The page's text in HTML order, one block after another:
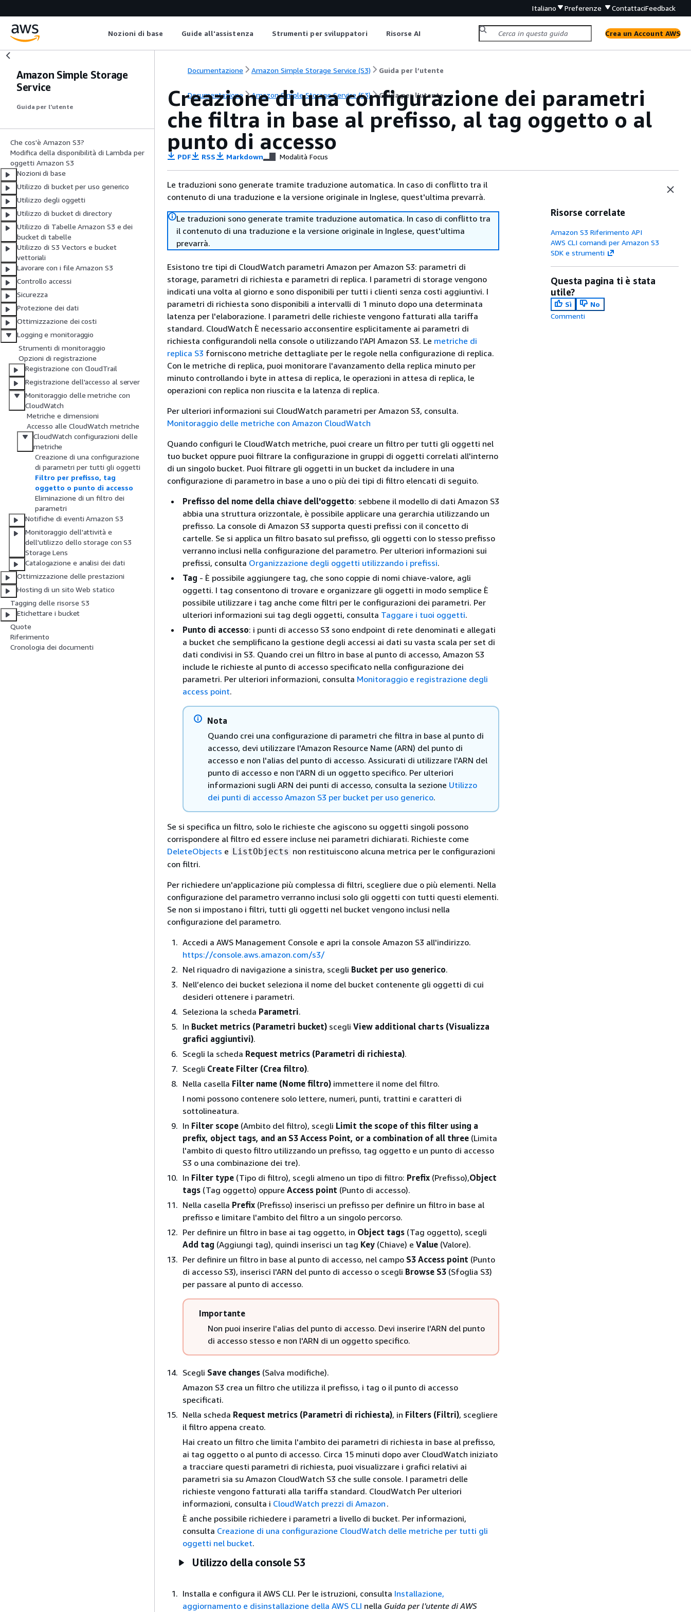
Italiano Preferenze ContattaciFeedback
Nozioni di base Guide all'assistenza Strumenti per sviluppatori Risorse AI Crea un Account AWS
Amazon Simple Storage
Service
Guida per l’utente
Che cos'è Amazon S3?
Modifica della disponibilità di Lambda per
oggetti Amazon S3
Nozioni di base
Utilizzo di bucket per uso generico
Utilizzo degli oggetti
Utilizzo di bucket di directory
Utilizzo di Tabelle Amazon S3 e dei
bucket di tabelle
Utilizzo di S3 Vectors e bucket
vettoriali
Lavorare con i file Amazon S3
Controllo accessi
Sicurezza
Protezione dei dati
Ottimizzazione dei costi
Logging e monitoraggio
Strumenti di monitoraggio
Opzioni di registrazione
Registrazione con CloudTrail
Registrazione dell'accesso al server
Monitoraggio delle metriche con
CloudWatch
Metriche e dimensioni
Accesso alle CloudWatch metriche
CloudWatch configurazioni delle
metriche
Creazione di una configurazione
di parametri per tutti gli oggetti
Filtro per prefisso, tag
oggetto o punto di accesso
Eliminazione di un filtro dei
parametri
Notifiche di eventi Amazon S3
Monitoraggio dell'attività e
dell'utilizzo dello storage con S3
Storage Lens
Catalogazione e analisi dei dati
Ottimizzazione delle prestazioni
Hosting di un sito Web statico
Tagging delle risorse S3
Etichettare i bucket
Quote
Riferimento
Cronologia dei documenti
Documentazione Amazon Simple Storage Service (S3) Guida per l’utente
Documentazione Amazon Simple Storage Service (S3) Guida per l’utente
Creazione di una configurazione dei parametri
che filtra in base al prefisso, al tag oggetto o al
punto di accesso
PDF RSS Markdown Modalità Focus
Le traduzioni sono generate tramite traduzione automatica. In caso di conflitto tra il
contenuto di una traduzione e la versione originale in Inglese, quest'ultima prevarrà.
Le traduzioni sono generate tramite traduzione automatica. In caso di conflitto tra
il contenuto di una traduzione e la versione originale in Inglese, quest'ultima
prevarrà.
Esistono tre tipi di CloudWatch parametri Amazon per Amazon S3: parametri di
storage, parametri di richiesta e parametri di replica. I parametri di storage vengono
indicati una volta al giorno e sono disponibili per tutti i clienti senza costi aggiuntivi. I
parametri di richiesta sono disponibili a intervalli di 1 minuto dopo una determinata
latenza per l'elaborazione. I parametri delle richieste vengono fatturati alla tariffa
standard. CloudWatch È necessario acconsentire esplicitamente ai parametri di
richiesta configurandoli nella console o utilizzando l'API Amazon S3. Le metriche di
replica S3 forniscono metriche dettagliate per le regole nella configurazione di replica.
Con le metriche di replica, puoi monitorare l'avanzamento della replica minuto per
minuto controllando i byte in attesa di replica, le operazioni in attesa di replica, le
operazioni con replica non riuscita e la latenza di replica.
Per ulteriori informazioni sui CloudWatch parametri per Amazon S3, consulta.
Monitoraggio delle metriche con Amazon CloudWatch
Quando configuri le CloudWatch metriche, puoi creare un filtro per tutti gli oggetti nel
tuo bucket oppure puoi filtrare la configurazione in gruppi di oggetti correlati all'interno
di un singolo bucket. Puoi filtrare gli oggetti in un bucket da includere in una
configurazione di parametro in base a uno o più dei tipi di filtro elencati di seguito.
Prefisso del nome della chiave dell'oggetto: sebbene il modello di dati Amazon S3
abbia una struttura orizzontale, è possibile applicare una gerarchia utilizzando un
prefisso. La console di Amazon S3 supporta questi prefissi con il concetto di
cartelle. Se si applica un filtro basato sul prefisso, gli oggetti con lo stesso prefisso
verranno inclusi nella configurazione del parametro. Per ulteriori informazioni sui
prefissi, consulta Organizzazione degli oggetti utilizzando i prefissi.
Tag - È possibile aggiungere tag, che sono coppie di nomi chiave-valore, agli
oggetti. I tag consentono di trovare e organizzare gli oggetti in modo semplice È
possibile utilizzare i tag anche come filtri per le configurazioni dei parametri. Per
ulteriori informazioni sui tag degli oggetti, consulta Taggare i tuoi oggetti.
Punto di accesso: i punti di accesso S3 sono endpoint di rete denominati e allegati
a bucket che semplificano la gestione degli accessi ai dati su vasta scala per set di
dati condivisi in S3. Quando crei un filtro in base al punto di accesso, Amazon S3
include le richieste al punto di accesso specificato nella configurazione dei
parametri. Per ulteriori informazioni, consulta Monitoraggio e registrazione degli
access point.
Nota
Quando crei una configurazione di parametri che filtra in base al punto di
accesso, devi utilizzare l'Amazon Resource Name (ARN) del punto di
accesso e non l'alias del punto di accesso. Assicurati di utilizzare l'ARN del
punto di accesso e non l'ARN di un oggetto specifico. Per ulteriori
informazioni sugli ARN dei punti di accesso, consulta la sezione Utilizzo
dei punti di accesso Amazon S3 per bucket per uso generico.
Se si specifica un filtro, solo le richieste che agiscono su oggetti singoli possono
corrispondere al filtro ed essere incluse nei parametri dichiarati. Richieste come
DeleteObjects e ListObjects non restituiscono alcuna metrica per le configurazioni
con filtri.
Per richiedere un'applicazione più complessa di filtri, scegliere due o più elementi. Nella
configurazione del parametro verranno inclusi solo gli oggetti con tutti questi elementi.
Se non si impostano i filtri, tutti gli oggetti nel bucket vengono inclusi nella
configurazione del parametro.
Accedi a AWS Management Console e apri la console Amazon S3 all'indirizzo.
https://console.aws.amazon.com/s3/
Nel riquadro di navigazione a sinistra, scegli Bucket per uso generico.
Nell’elenco dei bucket seleziona il nome del bucket contenente gli oggetti di cui
desideri ottenere i parametri.
Seleziona la scheda Parametri.
In Bucket metrics (Parametri bucket) scegli View additional charts (Visualizza
grafici aggiuntivi).
Scegli la scheda Request metrics (Parametri di richiesta).
Scegli Create Filter (Crea filtro).
Nella casella Filter name (Nome filtro) immettere il nome del filtro.
I nomi possono contenere solo lettere, numeri, punti, trattini e caratteri di
sottolineatura.
In Filter scope (Ambito del filtro), scegli Limit the scope of this filter using a
prefix, object tags, and an S3 Access Point, or a combination of all three (Limita
l'ambito di questo filtro utilizzando un prefisso, tag oggetto e un punto di accesso
S3 o una combinazione dei tre).
In Filter type (Tipo di filtro), scegli almeno un tipo di filtro: Prefix (Prefisso),Object
tags (Tag oggetto) oppure Access point (Punto di accesso).
Nella casella Prefix (Prefisso) inserisci un prefisso per definire un filtro in base al
prefisso e limitare l'ambito del filtro a un singolo percorso.
Per definire un filtro in base ai tag oggetto, in Object tags (Tag oggetto), scegli
Add tag (Aggiungi tag), quindi inserisci un tag Key (Chiave) e Value (Valore).
Per definire un filtro in base al punto di accesso, nel campo S3 Access point (Punto
di accesso S3), inserisci l'ARN del punto di accesso o scegli Browse S3 (Sfoglia S3)
per passare al punto di accesso.
Importante
Non puoi inserire l'alias del punto di accesso. Devi inserire l'ARN del punto
di accesso stesso e non l'ARN di un oggetto specifico.
Scegli Save changes (Salva modifiche).
Amazon S3 crea un filtro che utilizza il prefisso, i tag o il punto di accesso
specificati.
Nella scheda Request metrics (Parametri di richiesta), in Filters (Filtri), scegliere
il filtro appena creato.
Hai creato un filtro che limita l'ambito dei parametri di richiesta in base al prefisso,
ai tag oggetto o al punto di accesso. Circa 15 minuti dopo aver CloudWatch iniziato
a tracciare questi parametri di richiesta, puoi visualizzare i grafici relativi ai
parametri sia su Amazon CloudWatch S3 che sulle console. I parametri delle
richieste vengono fatturati alla tariffa standard. CloudWatch Per ulteriori
informazioni, consulta i CloudWatch prezzi di Amazon .
È anche possibile richiedere i parametri a livello di bucket. Per informazioni,
consulta Creazione di una configurazione CloudWatch delle metriche per tutti gli
oggetti nel bucket.
Utilizzo della console S3
Installa e configura il AWS CLI. Per le istruzioni, consulta Installazione,
aggiornamento e disinstallazione della AWS CLI nella Guida per l'utente di AWS
Risorse correlate
Amazon S3 Riferimento API
AWS CLI comandi per Amazon S3
SDK e strumenti
Questa pagina ti è stata
utile?
Sì
No
Commenti